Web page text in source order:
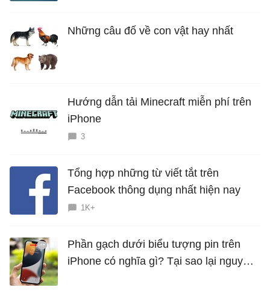
Những câu đố về con vật hay nhất
Hướng dẫn tải Minecraft miễn phí trên
iPhone
3
Tổng hợp những từ viết tắt trên
Facebook thông dụng nhất hiện nay
1K+
Phần gạch dưới biểu tượng pin trên
iPhone có nghĩa gì? Tại sao lại nguy